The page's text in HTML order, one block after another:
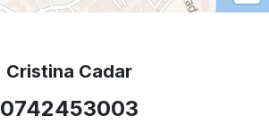
Cristina Cadar
0742453003